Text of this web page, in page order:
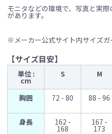
モニタなどの環境で、写真と実
があります。
※メーカー公式サイト内サイズガ
【サイズ目安】
単位 :
cm
S M
胸囲 72 - 80 88 - 96
身長
162 -
168
167 -
173